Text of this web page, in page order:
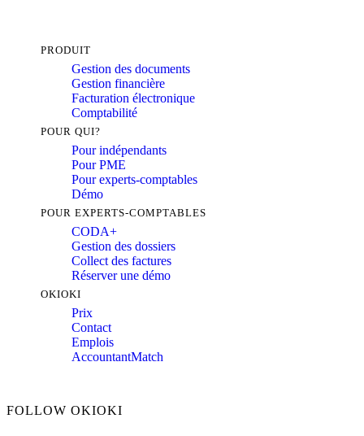
PRODUIT
Gestion des documents
Gestion financière
Facturation électronique
Comptabilité
POUR QUI?
Pour indépendants
Pour PME
Pour experts-comptables
Démo
POUR EXPERTS-COMPTABLES
CODA+
Gestion des dossiers
Collect des factures
Réserver une démo
OKIOKI
Prix
Contact
Emplois
AccountantMatch
FOLLOW OKIOKI